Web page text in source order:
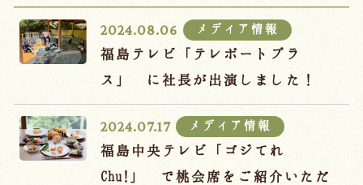
2024.08.06 メディア情報
福島テレビ「テレポートプラ
ス」 に社長が出演しました！
2024.07.17 メディア情報
福島中央テレビ「ゴジてれ
Chu!」 で桃会席をご紹介いただ
空室カレンダーから選ぶ
会議・団体 吉川屋で過ごす特別な日
お知らせ よくあるご質問
お問い合わせ